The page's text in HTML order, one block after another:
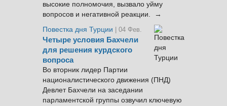
высокие полномочия, вызвало уйму
вопросов и негативной реакции. →
Повестка дня Турции
| 04 Фев.
Четыре условия Бахчели
для решения курдского
вопроса
Во вторник лидер Партии
националистического движения (ПНД)
Девлет Бахчели на заседании
парламентской группы озвучил ключевую